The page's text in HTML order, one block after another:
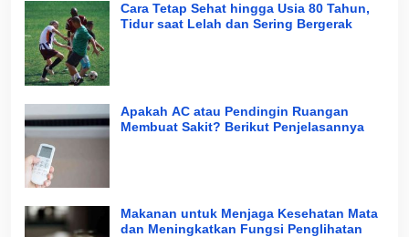
Cara Tetap Sehat hingga Usia 80 Tahun,
Tidur saat Lelah dan Sering Bergerak
Apakah AC atau Pendingin Ruangan
Membuat Sakit? Berikut Penjelasannya
Makanan untuk Menjaga Kesehatan Mata
dan Meningkatkan Fungsi Penglihatan